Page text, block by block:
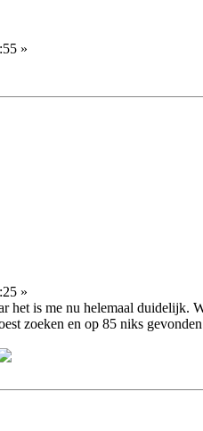
»
»
het is me nu helemaal duidelijk.
zoeken en op 85 niks